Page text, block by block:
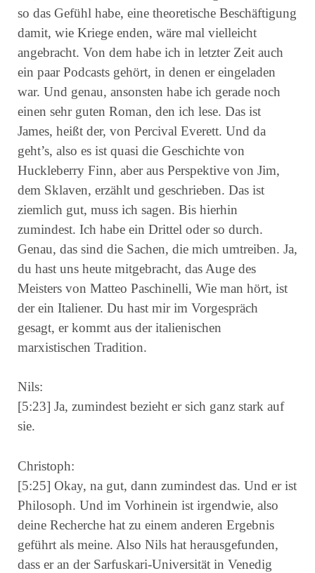
so das Gefühl habe, eine theoretische Beschäftigung
damit, wie Kriege enden, wäre mal vielleicht
angebracht. Von dem habe ich in letzter Zeit auch
ein paar Podcasts gehört, in denen er eingeladen
war. Und genau, ansonsten habe ich gerade noch
einen sehr guten Roman, den ich lese. Das ist
James, heißt der, von Percival Everett. Und da
geht’s, also es ist quasi die Geschichte von
Huckleberry Finn, aber aus Perspektive von Jim,
dem Sklaven, erzählt und geschrieben. Das ist
ziemlich gut, muss ich sagen. Bis hierhin
zumindest. Ich habe ein Drittel oder so durch.
Genau, das sind die Sachen, die mich umtreiben. Ja,
du hast uns heute mitgebracht, das Auge des
Meisters von Matteo Paschinelli, Wie man hört, ist
der ein Italiener. Du hast mir im Vorgespräch
gesagt, er kommt aus der italienischen
marxistischen Tradition.
Nils:
[5:23] Ja, zumindest bezieht er sich ganz stark auf
sie.
Christoph:
[5:25] Okay, na gut, dann zumindest das. Und er ist
Philosoph. Und im Vorhinein ist irgendwie, also
deine Recherche hat zu einem anderen Ergebnis
geführt als meine. Also Nils hat herausgefunden,
dass er an der Sarfuskari-Universität in Venedig